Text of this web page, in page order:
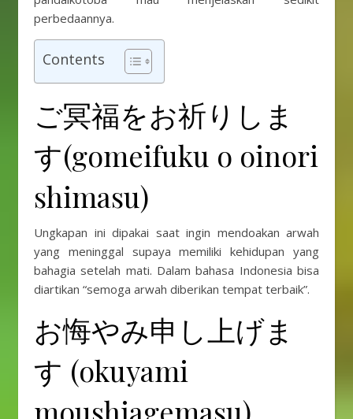
perbedaannya.
Contents
ご冥福をお祈りしま
す(gomeifuku o oinori
shimasu)
Ungkapan ini dipakai saat ingin mendoakan arwah
yang meninggal supaya memiliki kehidupan yang
bahagia setelah mati. Dalam bahasa Indonesia bisa
diartikan “semoga arwah diberikan tempat terbaik”.
お悔やみ申し上げま
す (okuyami
moushiagemasu)